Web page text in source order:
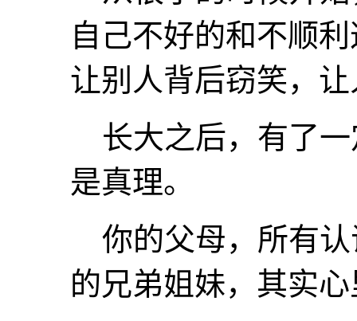
自己不好的和不顺
让别人背后窃笑，
长大之后，有了一
是真理。
你的父母，所有认
的兄弟姐妹，其实